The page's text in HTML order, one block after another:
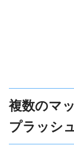
複数のマ
プラッシ